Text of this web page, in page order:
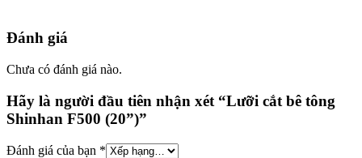
Đánh giá
Chưa có đánh giá nào.
Hãy là người đầu tiên nhận xét “Lưỡi cắt bê tông
Shinhan F500 (20”)”
Đánh giá của bạn *